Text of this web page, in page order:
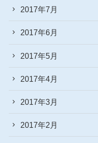
2017年7月
2017年6月
2017年5月
2017年4月
2017年3月
2017年2月